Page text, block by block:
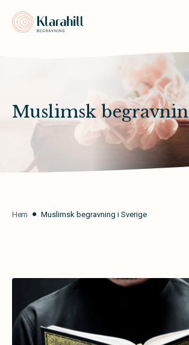
Muslimsk
Hem Muslimsk begravning i Sverige